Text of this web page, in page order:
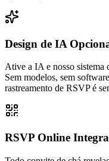
Design de IA
Ative a IA e nosso sistema
Sem modelos, sem
rastreamento de RSVP é
RSVP Online